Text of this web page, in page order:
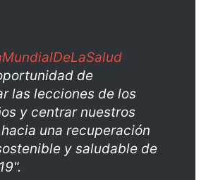
de
las lecciones de los
y centrar nuestros
una recuperación
y saludable de